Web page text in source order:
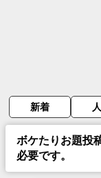
新着
ボケたりお題投
必要です。